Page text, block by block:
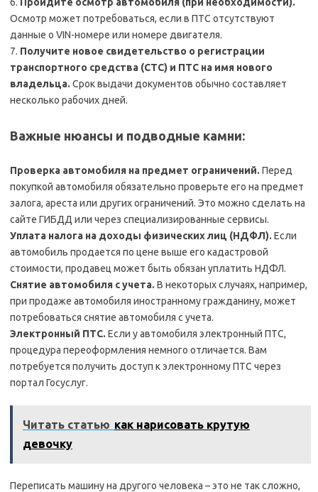
Осмотр может потребоваться, если в ПТС отсутствуют
данные о VIN-номере или номере двигателя.
7. Получите новое свидетельство о регистрации
транспортного средства (СТС) и ПТС на имя нового
владельца. Срок выдачи документов обычно составляет
несколько рабочих дней.
Важные нюансы и подводные камни:
Проверка автомобиля на предмет ограничений. Перед
покупкой автомобиля обязательно проверьте его на предмет
залога, ареста или других ограничений. Это можно сделать на
сайте ГИБДД или через специализированные сервисы.
Уплата налога на доходы физических лиц (НДФЛ). Если
автомобиль продается по цене выше его кадастровой
стоимости, продавец может быть обязан уплатить НДФЛ.
Снятие автомобиля с учета. В некоторых случаях, например,
при продаже автомобиля иностранному гражданину, может
потребоваться снятие автомобиля с учета.
Электронный ПТС. Если у автомобиля электронный ПТС,
процедура переоформления немного отличается. Вам
потребуется получить доступ к электронному ПТС через
портал Госуслуг.
Читать статью как нарисовать крутую
девочку
Переписать машину на другого человека – это не так сложно,